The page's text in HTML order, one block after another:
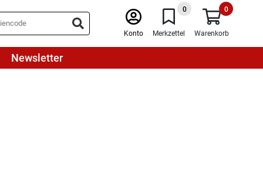
Konto
0
Merkzettel
0
Warenkorb
Newsletter